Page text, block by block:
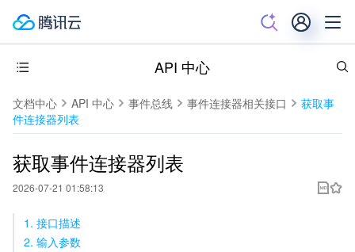
API 中心
文档中心 API 中心 事件总线 事件连接器相关接口
获取事
件连接器列表
获取事件连接器列表
2026-07-21 01:58:13
1. 接口描述
2. 输入参数